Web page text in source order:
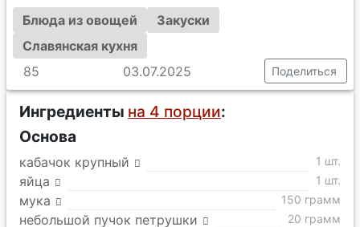
Блюда из овощей
Закуски
Славянская кухня
85
03.07.2025 Поделиться
Ингредиенты на 4 порции:
Основа
кабачок крупный 1 шт.
яйца 1 шт.
мука 150 грамм
небольшой пучок петрушки 20 грамм